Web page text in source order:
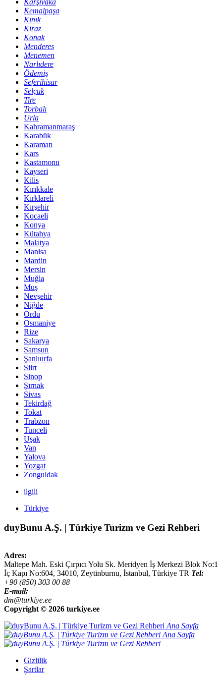
Karşıyaka
Kemalpaşa
Kınık
Kiraz
Konak
Menderes
Menemen
Narlıdere
Ödemiş
Seferihisar
Selçuk
Tire
Torbalı
Urla
Kahramanmaraş
Karabük
Karaman
Kars
Kastamonu
Kayseri
Kilis
Kırıkkale
Kırklareli
Kırşehir
Kocaeli
Konya
Kütahya
Malatya
Manisa
Mardin
Mersin
Muğla
Muş
Nevşehir
Niğde
Ordu
Osmaniye
Rize
Sakarya
Samsun
Şanlıurfa
Siirt
Sinop
Şırnak
Sivas
Tekirdağ
Tokat
Trabzon
Tunceli
Uşak
Van
Yalova
Yozgat
Zonguldak
ilgili
Türkiye
duyBunu A.Ş. | Türkiye Turizm ve Gezi Rehberi
Adres:
Maltepe Mah. Eski Çırpıcı Yolu Sk. Meridyen İş Merkezi Blok No:1
İç Kapı No:604, 34010, Zeytinburnu, İstanbul, Türkiye TR Tel:
+90 (850) 303 00 88
E-mail:
dm@turkiye.ee
Copyright © 2026 turkiye.ee
Ana Sayfa
Ana Sayfa
Gizlilik
Şartlar